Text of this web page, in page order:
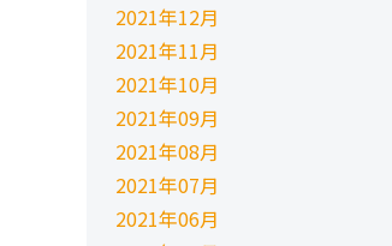
2021年12月
2021年11月
2021年10月
2021年09月
2021年08月
2021年07月
2021年06月